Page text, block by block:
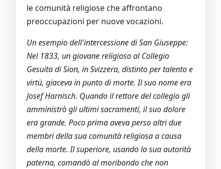
le comunità religiose che affrontano
preoccupazioni per nuove vocazioni.
Un esempio dell'intercessione di San Giuseppe:
Nel 1833, un giovane religioso al Collegio
Gesuita di Sion, in Svizzera, distinto per talento e
virtù, giaceva in punto di morte. Il suo nome era
Josef Harnisch. Quando il rettore del collegio gli
amministrò gli ultimi sacramenti, il suo dolore
era grande. Poco prima aveva perso altri due
membri della sua comunità religiosa a causa
della morte. Il superiore, usando la sua autorità
paterna, comandò al moribondo che non